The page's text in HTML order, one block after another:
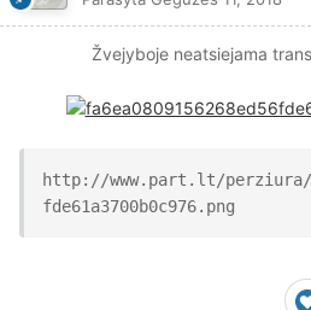
Žvejyboje neatsiejama
http://www.part.lt/perziura/
fde61a3700b0c976.png